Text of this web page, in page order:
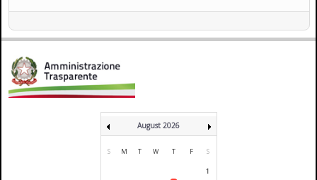
August 2026
S M T W T F S
1